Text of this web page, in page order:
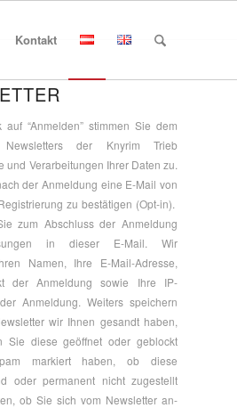
Kontakt
“Anmelden” stimmen Sie dem
der Knyrim Trieb
und Verarbeitungen Ihrer Daten zu.
der Anmeldung eine E-Mail von
zu bestätigen (Opt-in).
zum Abschluss der Anmeldung
in dieser E-Mail. Wir
Namen, Ihre E-Mail-Adresse,
der Anmeldung sowie Ihre IP-
Anmeldung. Weiters speichern
wir Ihnen gesandt haben,
Sie diese geöffnet oder geblockt
markiert haben, ob diese
oder permanent nicht zugestellt
ob Sie sich vom Newsletter an-